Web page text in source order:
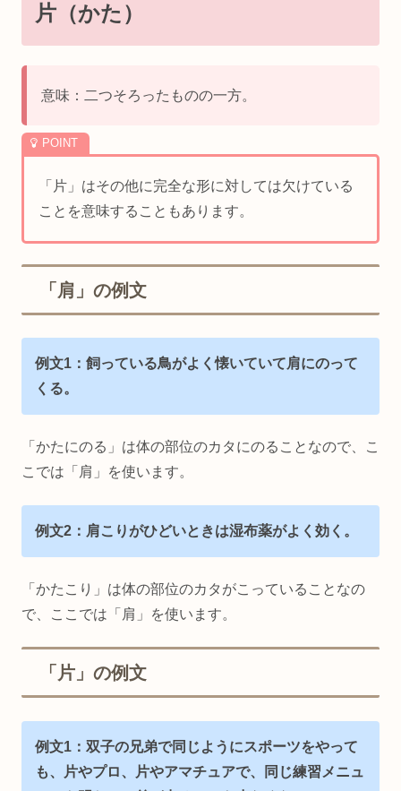
片（かた）
意味：二つそろったものの一方。
「片」はその他に完全な形に対しては欠けている
ことを意味することもあります。
「肩」の例文
例文1：飼っている鳥がよく懐いていて肩にのって
くる。
「かたにのる」は体の部位のカタにのることなので、こ
こでは「肩」を使います。
例文2：肩こりがひどいときは湿布薬がよく効く。
「かたこり」は体の部位のカタがこっていることなの
で、ここでは「肩」を使います。
「片」の例文
例文1：双子の兄弟で同じようにスポーツをやって
も、片やプロ、片やアマチュアで、同じ練習メニュ